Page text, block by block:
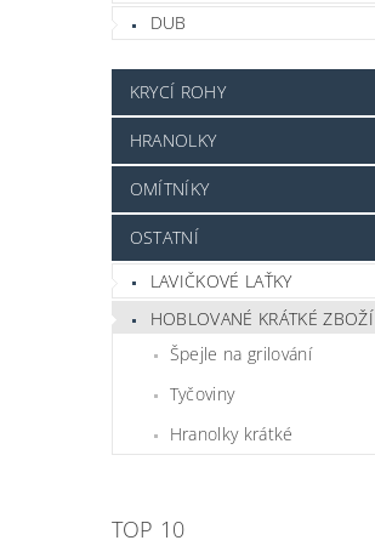
DUB
KRYCÍ ROHY
HRANOLKY
OMÍTNÍKY
OSTATNÍ
LAVIČKOVÉ LAŤKY
HOBLOVANÉ KRÁTKÉ ZBOŽÍ
Špejle na grilování
Tyčoviny
Hranolky krátké
TOP 10